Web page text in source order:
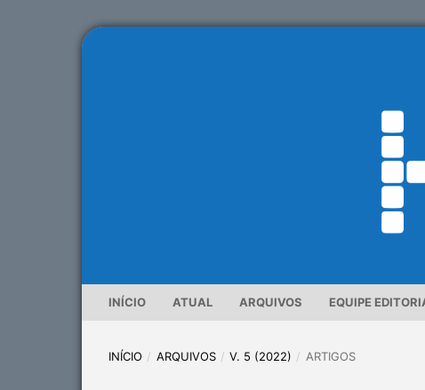
INÍCIO ATUAL ARQUIVOS EQUIPE
INÍCIO / ARQUIVOS / V. 5 (2022) / ARTIGOS